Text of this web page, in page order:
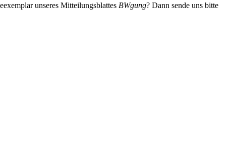
unseres Mitteilungsblattes BWgung? Dann sende uns bitte